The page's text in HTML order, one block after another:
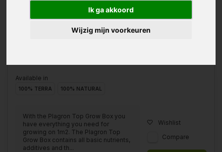
Ik ga akkoord
Wijzig mijn voorkeuren
18%
€43,10 €50,98
Available in
100% TERRA 100% NATURAL
With the Plagron Top Grow Box you
have everything you need for
growing on 1m2. The Plagron Top
Grow Box contains all basic nutrients,
additives and th...
Wishlist
Compare